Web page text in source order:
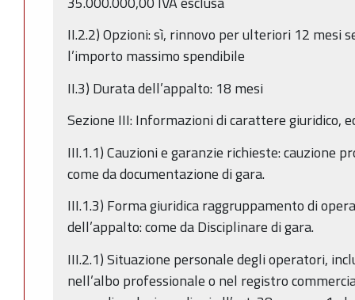
II.2.2) Opzioni: sì, rinnovo per ulteriori 12 mesi
l’importo massimo spendibile
II.3) Durata dell’appalto: 18 mesi
Sezione III: Informazioni di carattere giuridico,
III.1.1) Cauzioni e garanzie richieste: cauzione
come da documentazione di gara.
III.1.3) Forma giuridica raggruppamento di
dell’appalto: come da Disciplinare di gara.
III.2.1) Situazione personale degli operatori,
nell’albo professionale o nel registro